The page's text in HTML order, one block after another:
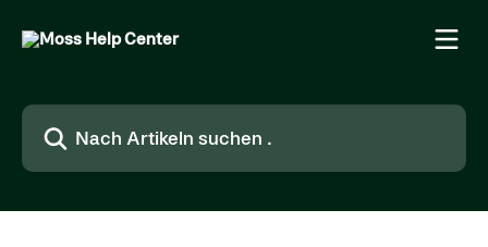
Nach Artikeln suchen …